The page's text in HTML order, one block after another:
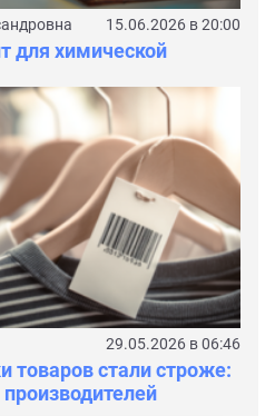
15.06.2026 в 20:00
для химической
29.05.2026 в 06:46
товаров стали строже: